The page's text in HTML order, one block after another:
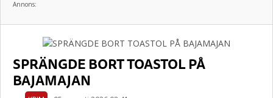
Annons:
SPRÄNGDE BORT TOASTOL PÅ
BAJAMAJAN